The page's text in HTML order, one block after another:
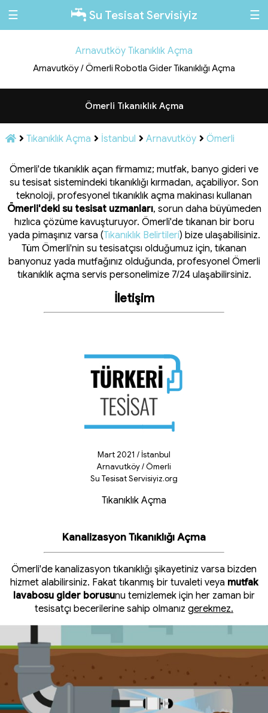
☰ Su Tesisat Servisiyiz ☰
Arnavutköy Tıkanıklık Açma
Arnavutköy / Ömerli Robotla Gider Tıkanıklığı Açma
Ömerli Tıkanıklık Açma
Tıkanıklık Açma İstanbul Arnavutköy Ömerli
Ömerli'de tıkanıklık açan firmamız; mutfak, banyo gideri ve
su tesisat sistemindeki tıkanıklığı kırmadan, açabiliyor. Son
teknoloji, profesyonel tıkanıklık açma makinası kullanan
Ömerli'deki su tesisat uzmanları, sorun daha büyümeden
hızlıca çözüme kavuşturuyor. Ömerli'de tıkanan bir boru
yada pimaşınız varsa (Tıkanıklık Belirtileri) bize ulaşabilisiniz.
Tüm Ömerli'nin su tesisatçısı olduğumuz için, tıkanan
banyonuz yada mutfağınız olduğunda, profesyonel Ömerli
tıkanıklık açma servis personelimize 7/24 ulaşabilirsiniz.
İletişim
Mart 2021 / İstanbul
Arnavutköy / Ömerli
Su Tesisat Servisiyiz.org
Tıkanıklık Açma
Kanalizasyon Tıkanıklığı Açma
Ömerli'de kanalizasyon tıkanıklığı şikayetiniz varsa bizden
hizmet alabilirsiniz. Fakat tıkanmış bir tuvaleti veya mutfak
lavabosu gider borusunu temizlemek için her zaman bir
tesisatçı becerilerine sahip olmanız gerekmez.